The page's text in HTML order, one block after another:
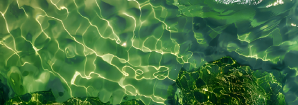
téflon pour la tête.
Accroché à l’arrière
de la tête de la
caméra, pendant le
déroulement, il
fournit une
poussée qui
10,5cm x 10,5 cm x
19cm Dim. (ouvert):
33,2cm x 33,2 cm x
12cm
SAC
REMBOURRÉ